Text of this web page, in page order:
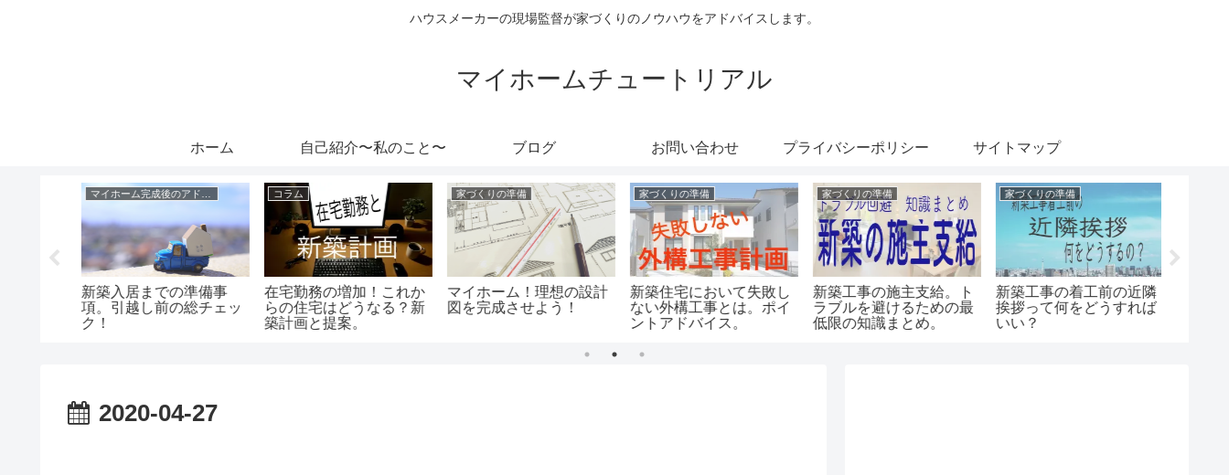
ハウスメーカーの現場監督が家づくりのノウハウをアドバイスします。
マイホームチュートリアル
ホーム 自己紹介〜私のこと〜 ブログ お問い合わせ プライバシーポリシー サイトマップ
マイホーム完成後のアドバイス
新築入居までの準備事
項。引越し前の総チェッ
ク！
コラム
在宅勤務の増加！これか
らの住宅はどうなる？新
築計画と提案。
家づくりの準備
マイホーム！理想の設計
図を完成させよう！
家づくりの準備
新築住宅において失敗し
ない外構工事とは。ポイ
ントアドバイス。
家づくりの準備
新築工事の施主支給。ト
ラブルを避けるための最
低限の知識まとめ。
家づくりの準備
新築工事の着工前の近隣
挨拶って何をどうすれば
いい？
2020-04-27